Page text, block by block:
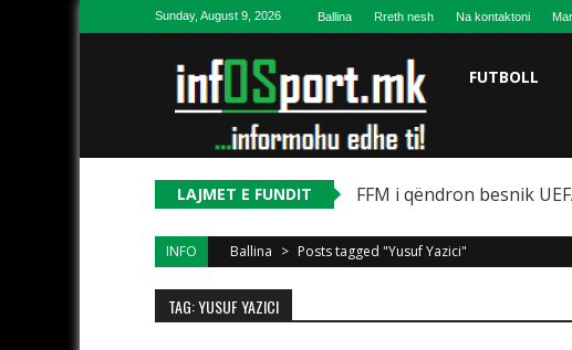
Skip to contentSunday, August 9, 2026 Ballina Rreth nesh Na kontaktoni
FUTBOLL
LAJMET E FUNDIT FFM i qëndron besnik
INFO Ballina > Posts tagged "Yusuf Yazici"
TAG: YUSUF YAZICI